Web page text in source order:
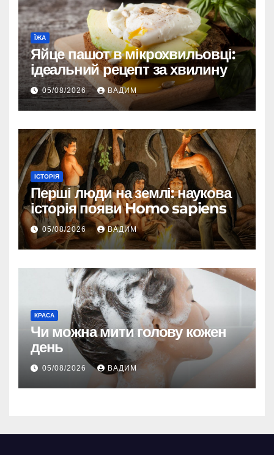
ЇЖА
Яйце пашот в мікрохвильовці:
ідеальний рецепт за хвилину
05/08/2026 ВАДИМ
ІСТОРІЯ
Перші люди на землі: наукова
історія появи Homo sapiens
05/08/2026 ВАДИМ
КРАСА
Чи можна мити голову кожен
день
05/08/2026 ВАДИМ